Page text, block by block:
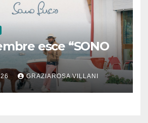
esce “SONO
GRAZIAROSA VILLANI